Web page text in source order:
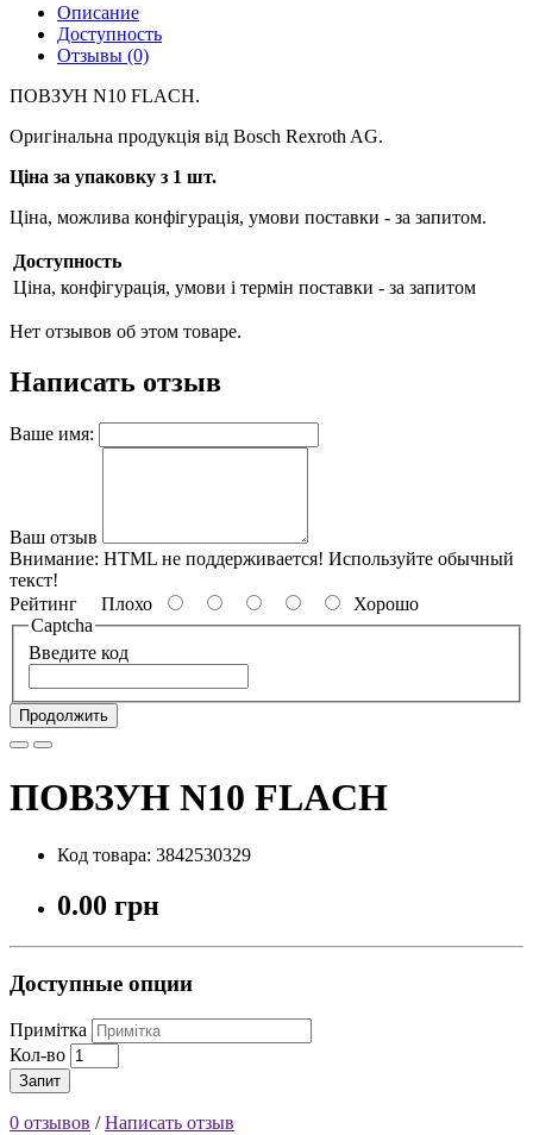
Описание
Доступность
Отзывы (0)
ПОВЗУН N10 FLACH.
Оригінальна продукція від Bosch Rexroth AG.
Ціна за упаковку з 1 шт.
Ціна, можлива конфігурація, умови поставки - за запитом.
Доступность
Ціна, конфігурація, умови і термін поставки - за запитом
Нет отзывов об этом товаре.
Написать отзыв
Ваше имя:
Ваш отзыв
Внимание: HTML не поддерживается! Используйте обычный
текст!
Рейтинг Плохо
Хорошо
Captcha
Введите код
Продолжить
ПОВЗУН N10 FLACH
Код товара: 3842530329
0.00 грн
Доступные опции
Примітка
Кол-во
Запит
0 отзывов /Написать отзыв